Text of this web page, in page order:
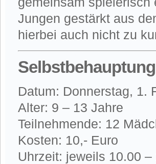
Jungen gestärkt aus
hierbei auch nicht zu
Datum: Donnerstag, 1.
Alter: 9 – 13 Jahre
Teilnehmende: 12
Kosten: 10,- Euro
Uhrzeit: jeweils 10.00 –